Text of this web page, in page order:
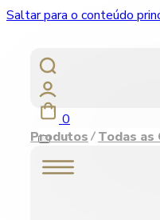
Saltar para o conteúdo
0
Produtos
Todas as